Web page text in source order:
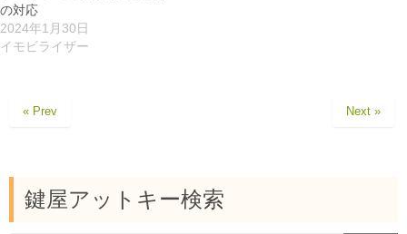
の対応
2024年1月30日
イモビライザー
« Prev Next »
鍵屋アットキー検索